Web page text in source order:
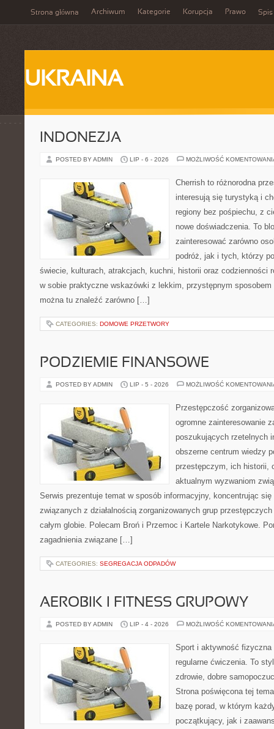
Strona główna Archiwum Kategorie Korupcja Prawo Spis
UKRAINA
INDONEZJA
POSTED BY ADMIN LIP - 6 - 2026 MOŻLIWOŚĆ
Cherrish to różnorodna
interesują się turystyką i
regiony bez pośpiechu, z
nowe doświadczenia. To
zainteresować zarówno
podróż, jak i tych, którzy
świecie, kulturach, atrakcjach, kuchni, historii oraz codzienności
w sobie praktyczne wskazówki z lekkim, przystępnym
można tu znaleźć zarówno […]
CATEGORIES: DOMOWE PRZETWORY
PODZIEMIE FINANSOWE
POSTED BY ADMIN LIP - 5 - 2026 MOŻLIWOŚĆ
Przestępczość
ogromne zainteresowanie
poszukujących rzetelnych
obszerne centrum wiedzy
przestępczym, ich historii,
aktualnym wyzwaniom
Serwis prezentuje temat w sposób informacyjny, koncentrując
związanych z działalnością zorganizowanych grup
całym globie. Polecam Broń i Przemoc i Kartele Narkotykowe.
zagadnienia związane […]
CATEGORIES: SEGREGACJA ODPADÓW
AEROBIK I FITNESS GRUPOWY
POSTED BY ADMIN LIP - 4 - 2026 MOŻLIWOŚĆ
Sport i aktywność
regularne ćwiczenia. To
zdrowie, dobre
Strona poświęcona tej
bazę porad, w którym
początkujący, jak i